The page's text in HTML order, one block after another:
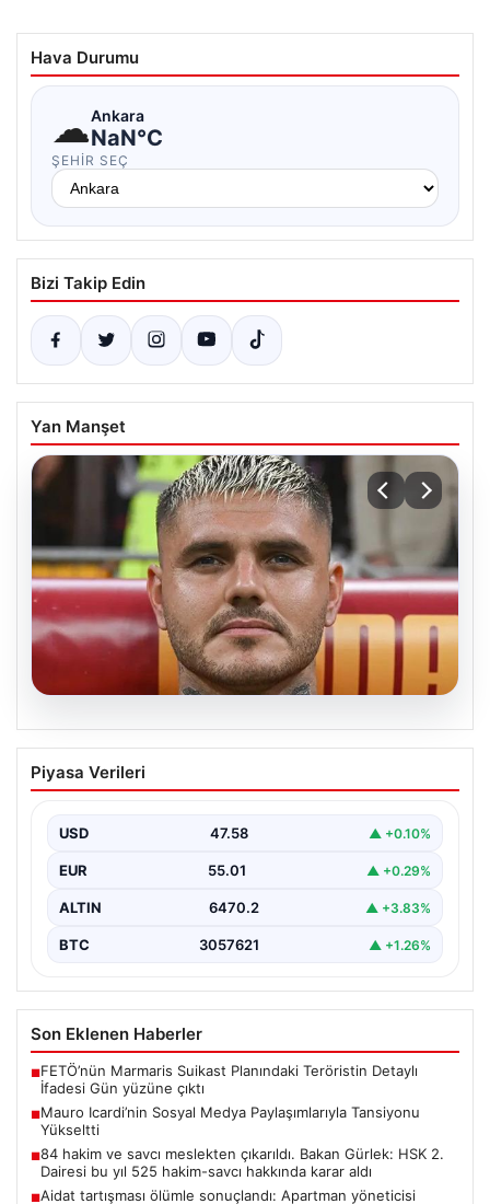
Hava Durumu
☁Ankara
NaN°C
ŞEHIR SEÇ
Bizi Takip Edin
Yan Manşet
05.08.2026
Mauro Icardi’nin Sosyal Medya
Paylaşımlarıyla Tansiyonu Yükseltti
yollarını ayıran ve kariyerindeki belirsizlikler nedeniyle
gündemdeki isimler arasında…
Piyasa Verileri
USD 47.58 ▲ +0.10%
EUR 55.01 ▲ +0.29%
ALTIN 6470.2 ▲ +3.83%
BTC 3057621 ▲ +1.26%
Son Eklenen Haberler
■FETÖ’nün Marmaris Suikast Planındaki Teröristin Detaylı
İfadesi Gün yüzüne çıktı
■Mauro Icardi’nin Sosyal Medya Paylaşımlarıyla Tansiyonu
Yükseltti
■84 hakim ve savcı meslekten çıkarıldı. Bakan Gürlek: HSK 2.
Dairesi bu yıl 525 hakim-savcı hakkında karar aldı
■Aidat tartışması ölümle sonuçlandı: Apartman yöneticisi